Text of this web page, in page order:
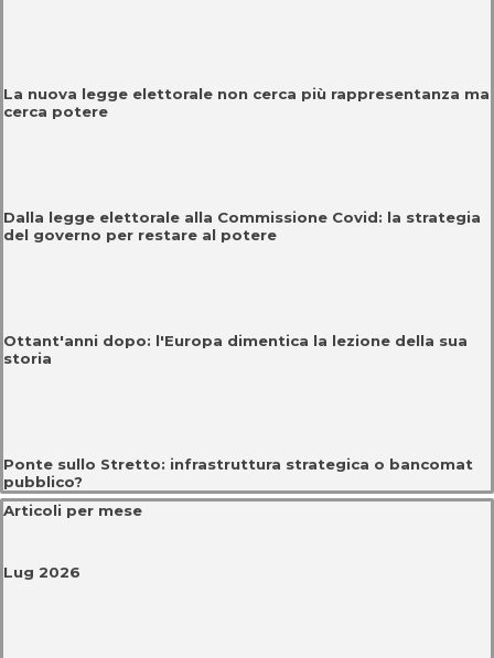
La nuova legge elettorale non cerca più rappresentanza ma
cerca potere
Dalla legge elettorale alla Commissione Covid: la strategia
del governo per restare al potere
Ottant'anni dopo: l'Europa dimentica la lezione della sua
storia
Ponte sullo Stretto: infrastruttura strategica o bancomat
pubblico?
Salta blocco Articoli per mese
Articoli per mese
Lug 2026